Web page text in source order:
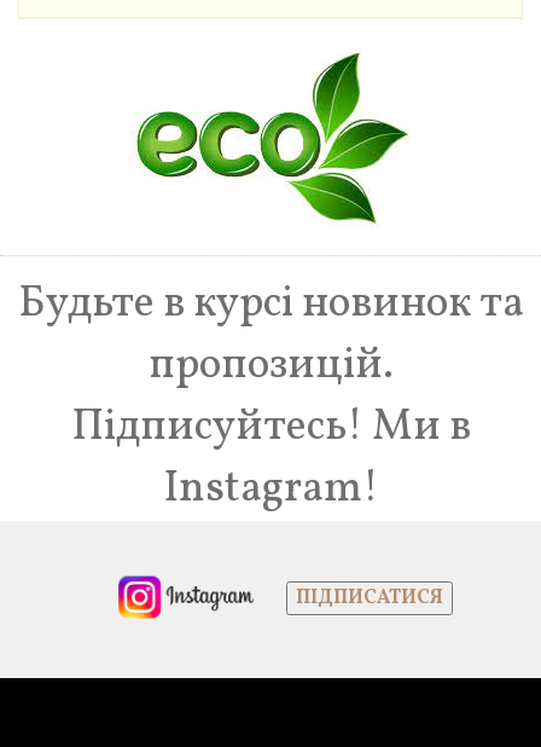
Будьте в курсі новинок та
пропозицій.
Підписуйтесь! Ми в
Instagram!